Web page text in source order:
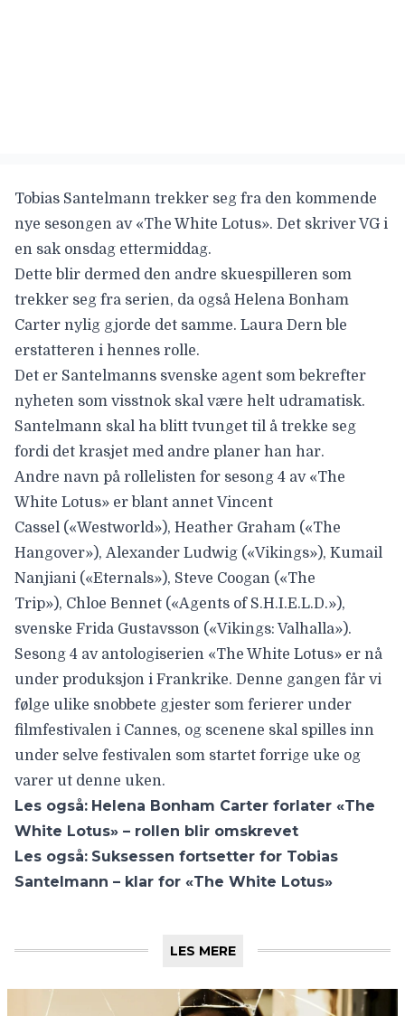
Tobias Santelmann trekker seg fra den kommende
nye sesongen av «The White Lotus». Det skriver VG i
en sak onsdag ettermiddag.
Dette blir dermed den andre skuespilleren som
trekker seg fra serien, da også Helena Bonham
Carter nylig gjorde det samme. Laura Dern ble
erstatteren i hennes rolle.
Det er Santelmanns svenske agent som bekrefter
nyheten som visstnok skal være helt udramatisk.
Santelmann skal ha blitt tvunget til å trekke seg
fordi det krasjet med andre planer han har.
Andre navn på rollelisten for sesong 4 av «The
White Lotus» er blant annet Vincent
Cassel («Westworld»), Heather Graham («The
Hangover»), Alexander Ludwig («Vikings»), Kumail
Nanjiani («Eternals»), Steve Coogan («The
Trip»), Chloe Bennet («Agents of S.H.I.E.L.D.»),
svenske Frida Gustavsson («Vikings: Valhalla»).
Sesong 4 av antologiserien «The White Lotus» er nå
under produksjon i Frankrike. Denne gangen får vi
følge ulike snobbete gjester som ferierer under
filmfestivalen i Cannes, og scenene skal spilles inn
under selve festivalen som startet forrige uke og
varer ut denne uken.
Les også: Helena Bonham Carter forlater «The
White Lotus» – rollen blir omskrevet
Les også: Suksessen fortsetter for Tobias
Santelmann – klar for «The White Lotus»
LES MERE